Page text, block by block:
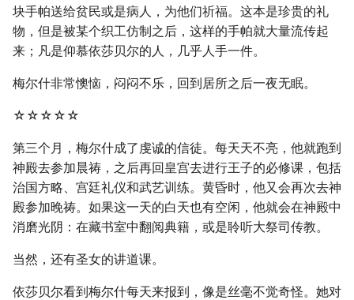
块手帕送给贫民或是病人，为他们祈福。这本是珍贵的礼
物，但是被某个织工仿制之后，这样的手帕就大量流传起
来；凡是仰慕依莎贝尔的人，几乎人手一件。
梅尔什非常懊恼，闷闷不乐，回到居所之后一夜无眠。
☆☆☆☆☆
第三个月，梅尔什成了虔诚的信徒。每天天不亮，他就跑到
神殿去参加晨祷，之后再回皇宫去进行王子的必修课，包括
治国方略、宫廷礼仪和武艺训练。黄昏时，他又会再次去神
殿参加晚祷。如果这一天的白天也有空闲，他就会在神殿中
消磨光阴：在藏书室中翻阅典籍，或是聆听大祭司传教。
当然，还有圣女的讲道课。
依莎贝尔看到梅尔什每天来报到，像是丝毫不觉奇怪。她对